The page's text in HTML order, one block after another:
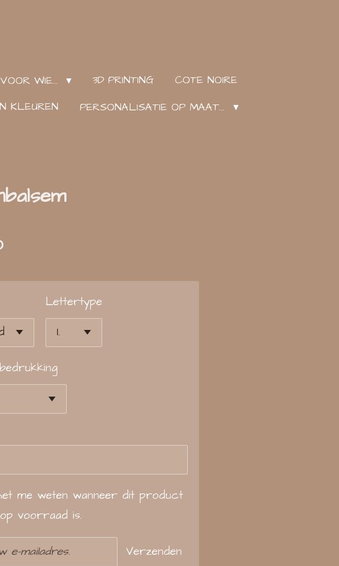
WIE... 3D PRINTING
COTE NOIRE
KLEUREN
PERSONALISATIE OP MAAT...
Lettertype
me weten wanneer dit product
voorraad is.
Verzenden